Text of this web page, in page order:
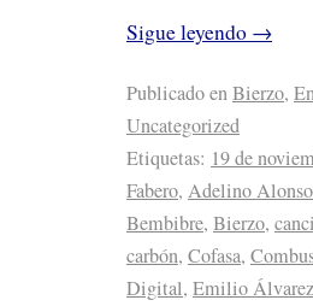
Sigue leyendo →
Publicado enBierzo,
Uncategorized
Etiquetas: 19 de
Fabero, Adelino Alonso
Bembibre, Bierzo,
carbón, Cofasa,
Digital, Emilio Álvarez